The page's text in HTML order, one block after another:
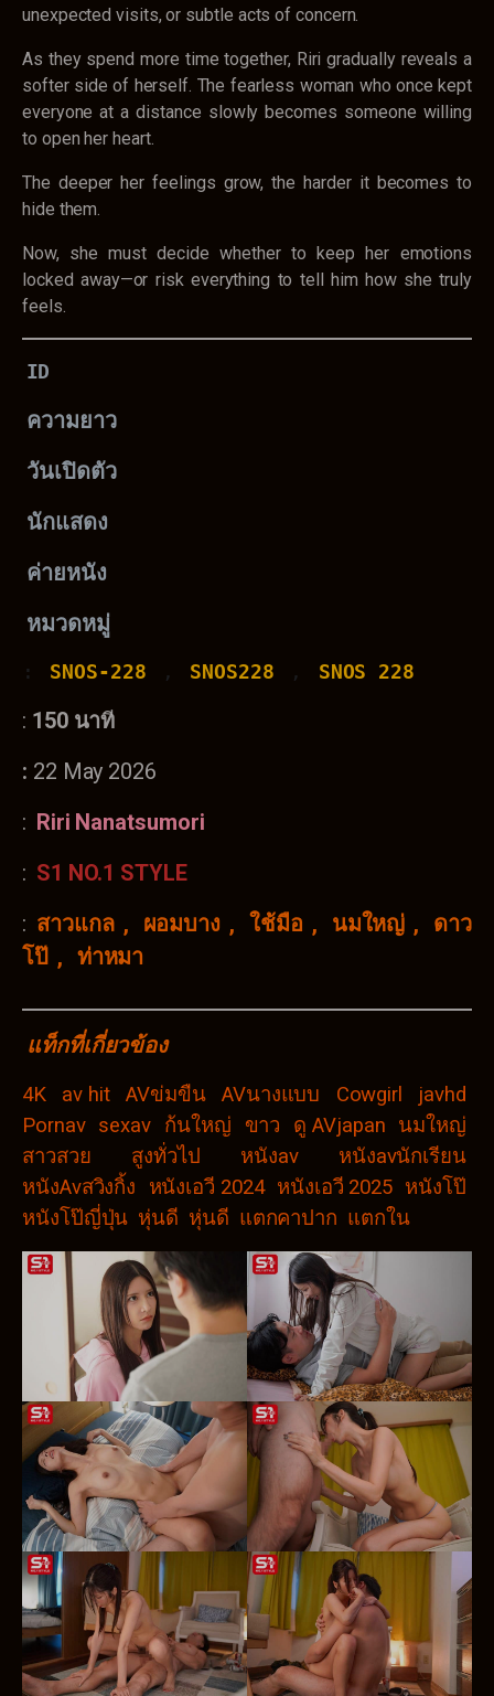
unexpected visits, or subtle acts of concern.
As they spend more time together, Riri gradually reveals a
softer side of herself. The fearless woman who once kept
everyone at a distance slowly becomes someone willing
to open her heart.
The deeper her feelings grow, the harder it becomes to
hide them.
Now, she must decide whether to keep her emotions
locked away—or risk everything to tell him how she truly
feels.
ID
ความยาว
วันเปิดตัว
นักแสดง
ค่ายหนัง
หมวดหมู่
: SNOS-228 , SNOS228 , SNOS 228
: 150 นาท
: 22 May 2026
: Riri Nanatsumori
: S1 NO.1 STYLE
: สาวแกล , ผอมบาง , ใช้มือ , นมใหญ่ ,
ดาว
โป๊ , ท่าหมา
แท็กที่เกี่ยวข้อง
4K av hit AVข่มขืน AVนางแบบ Cowgirl
javhd
Pornav sexav ก้นใหญ่ ขาว ดู AVjapan นมใหญ่
สาวสวย
สูงทั่วไป หนังav
หนังavนักเรียน
หนังAvสวิงกิ้ง
หนังเอวี 2024 หนังเอวี 2025 หนังโป๊
หนังโป๊ญี่ปุ่น หุ่นดี หุ่นดี แตกคาปาก แตกใน